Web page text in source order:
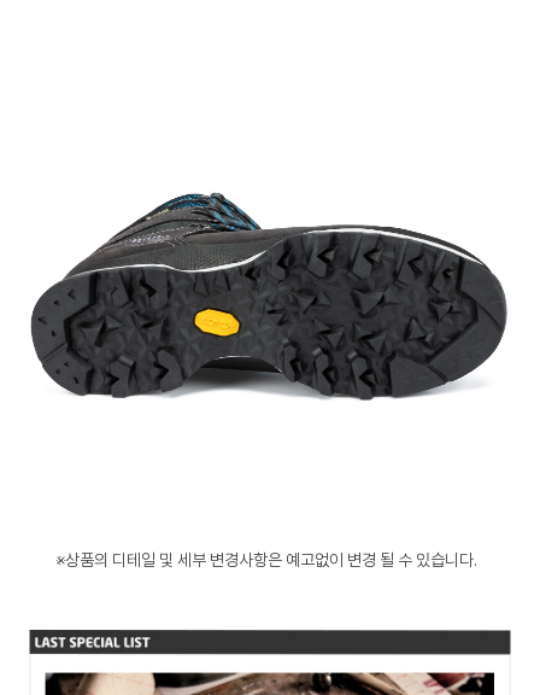
※상품의 디테일 및 세부 변경사항은 예고없이 변경 될 수 있습니다.